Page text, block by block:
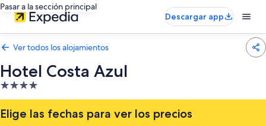
Pasar a la sección principal
Descargar app
Ver todos los alojamientos
Hotel Costa Azul
Alojamiento
de
4.0 estrellas
Elige las fechas para ver los precios